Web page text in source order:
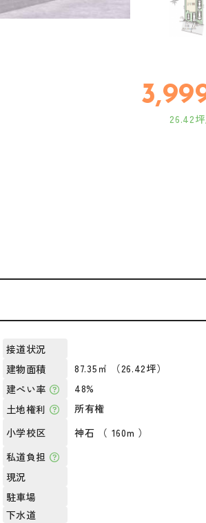
26.42坪
接道状況
建物面積
87.35㎡ （26.42坪）
建ぺい率
48%
土地権利
所有権
小学校区
神石 （ 160m ）
私道負担
現況
駐車場
下水道